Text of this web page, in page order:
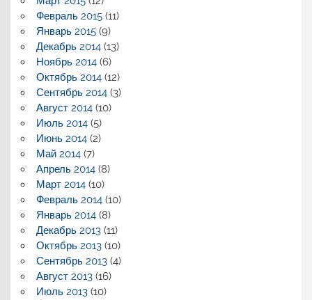
Февраль 2015(11)
Январь 2015(9)
Декабрь 2014(13)
Ноябрь 2014(6)
Октябрь 2014(12)
Сентябрь 2014(3)
Август 2014(10)
Июль 2014(5)
Июнь 2014(2)
Май 2014(7)
Апрель 2014(8)
Март 2014(10)
Февраль 2014(10)
Январь 2014(8)
Декабрь 2013(11)
Октябрь 2013(10)
Сентябрь 2013(4)
Август 2013(16)
Июль 2013(10)